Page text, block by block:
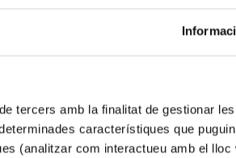
tercers amb la finalitat de gestionar
característiques que
(analitzar com interactueu amb el lloc